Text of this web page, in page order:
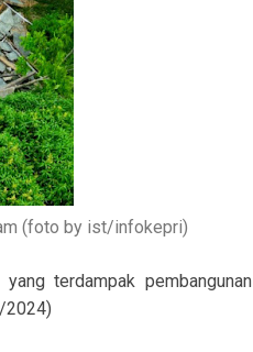
(foto by ist/infokepri)
terdampak pembangunan
2024)